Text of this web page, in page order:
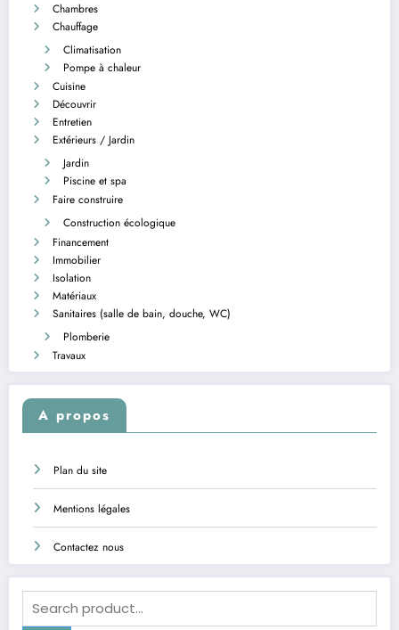
Chambres
Chauffage
Climatisation
Pompe à chaleur
Cuisine
Découvrir
Entretien
Extérieurs / Jardin
Jardin
Piscine et spa
Faire construire
Construction écologique
Financement
Immobilier
Isolation
Matériaux
Sanitaires (salle de bain, douche, WC)
Plomberie
Travaux
A propos
Plan du site
Mentions légales
Contactez nous